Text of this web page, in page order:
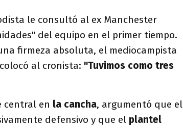
le consultó al ex Manchester
del equipo en el primer tiempo.
firmeza absoluta, el mediocampista
al cronista: "Tuvimos como tres
central en la cancha, argumentó que el
defensivo y que el plantel